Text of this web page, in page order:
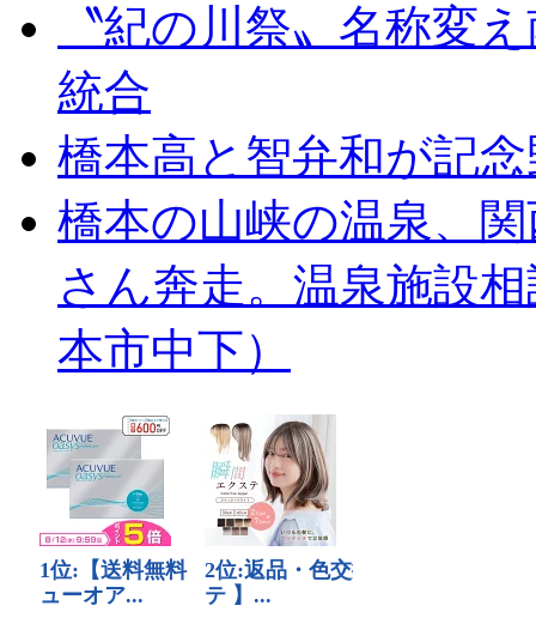
〝紀の川祭〟名称変
統合
橋本高と智弁和が記
橋本の山峡の温泉、
さん奔走。温泉施設
本市中下）